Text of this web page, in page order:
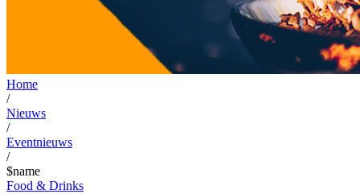
Home
/
Nieuws
/
Eventnieuws
/
$name
Food & Drinks